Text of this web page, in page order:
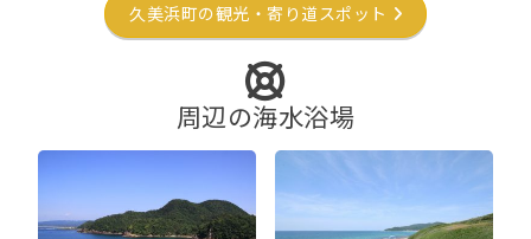
久美浜町の観光・寄り道スポット
周辺の海水浴場